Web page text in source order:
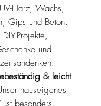
Harz, Wachs,
Gips und Beton.
Projekte,
und
& leicht
hauseigenes
ist besonders